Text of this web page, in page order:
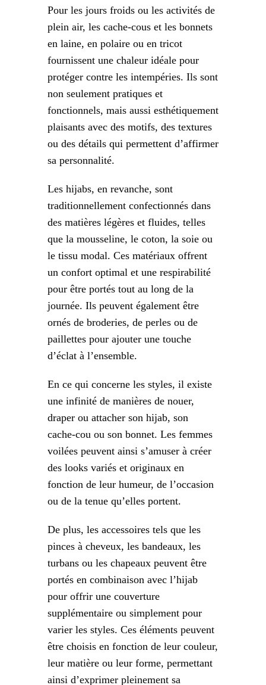
Pour les jours froids ou les activités de
plein air, les cache-cous et les bonnets
en laine, en polaire ou en tricot
fournissent une chaleur idéale pour
protéger contre les intempéries. Ils sont
non seulement pratiques et
fonctionnels, mais aussi esthétiquement
plaisants avec des motifs, des textures
ou des détails qui permettent d’affirmer
sa personnalité.
Les hijabs, en revanche, sont
traditionnellement confectionnés dans
des matières légères et fluides, telles
que la mousseline, le coton, la soie ou
le tissu modal. Ces matériaux offrent
un confort optimal et une respirabilité
pour être portés tout au long de la
journée. Ils peuvent également être
ornés de broderies, de perles ou de
paillettes pour ajouter une touche
d’éclat à l’ensemble.
En ce qui concerne les styles, il existe
une infinité de manières de nouer,
draper ou attacher son hijab, son
cache-cou ou son bonnet. Les femmes
voilées peuvent ainsi s’amuser à créer
des looks variés et originaux en
fonction de leur humeur, de l’occasion
ou de la tenue qu’elles portent.
De plus, les accessoires tels que les
pinces à cheveux, les bandeaux, les
turbans ou les chapeaux peuvent être
portés en combinaison avec l’hijab
pour offrir une couverture
supplémentaire ou simplement pour
varier les styles. Ces éléments peuvent
être choisis en fonction de leur couleur,
leur matière ou leur forme, permettant
ainsi d’exprimer pleinement sa